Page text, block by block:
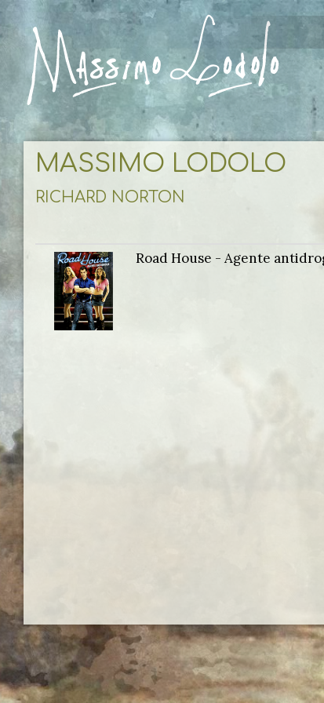
MASSIMO LODOLO
RICHARD NORTON
Road House - Agente